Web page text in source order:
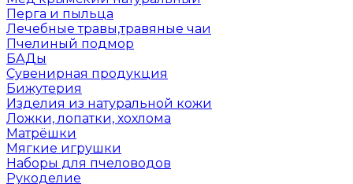
Перга и пыльца
Лечебные травы,травяные чаи
Пчелиный подмор
БАДы
Сувенирная продукция
Бижутерия
Изделия из натуральной кожи
Ложки, лопатки, хохлома
Матрёшки
Мягкие игрушки
Наборы для пчеловодов
Рукоделие